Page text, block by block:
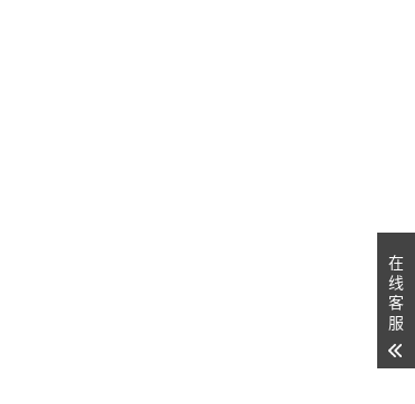
在
线
客
服